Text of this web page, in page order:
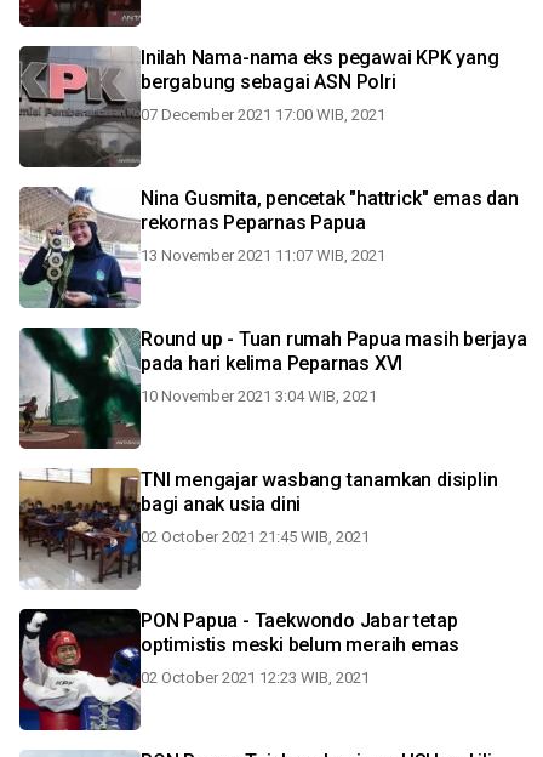
Inilah Nama-nama eks pegawai KPK yang
bergabung sebagai ASN Polri
07 December 2021 17:00 WIB, 2021
Nina Gusmita, pencetak "hattrick" emas dan
rekornas Peparnas Papua
13 November 2021 11:07 WIB, 2021
Round up - Tuan rumah Papua masih berjaya
pada hari kelima Peparnas XVI
10 November 2021 3:04 WIB, 2021
TNI mengajar wasbang tanamkan disiplin
bagi anak usia dini
02 October 2021 21:45 WIB, 2021
PON Papua - Taekwondo Jabar tetap
optimistis meski belum meraih emas
02 October 2021 12:23 WIB, 2021